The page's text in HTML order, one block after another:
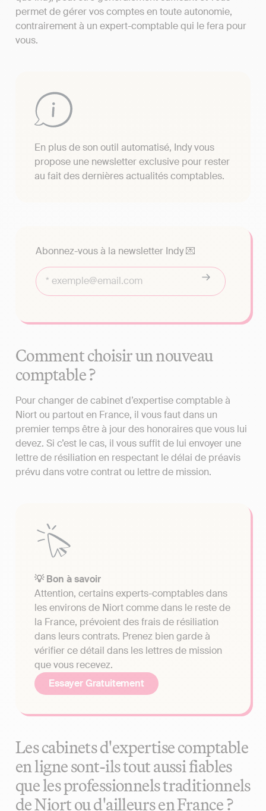
permet de gérer vos comptes en toute autonomie,
contrairement à un expert-comptable qui le fera pour
vous.
En plus de son outil automatisé, Indy vous
propose une newsletter exclusive pour rester
au fait des dernières actualités comptables.
Abonnez-vous à la newsletter Indy 💌
Comment choisir un nouveau
comptable ?
Pour changer de cabinet d’expertise comptable à
Niort ou partout en France, il vous faut dans un
premier temps être à jour des honoraires que vous lui
devez. Si c’est le cas, il vous suffit de lui envoyer une
lettre de résiliation en respectant le délai de préavis
prévu dans votre contrat ou lettre de mission.
💡 Bon à savoir
Attention, certains experts-comptables dans
les environs de Niort comme dans le reste de
la France, prévoient des frais de résiliation
dans leurs contrats. Prenez bien garde à
vérifier ce détail dans les lettres de mission
que vous recevez.
Essayer Gratuitement
Les cabinets d'expertise comptable
en ligne sont-ils tout aussi fiables
que les professionnels traditionnels
de Niort ou d'ailleurs en France ?